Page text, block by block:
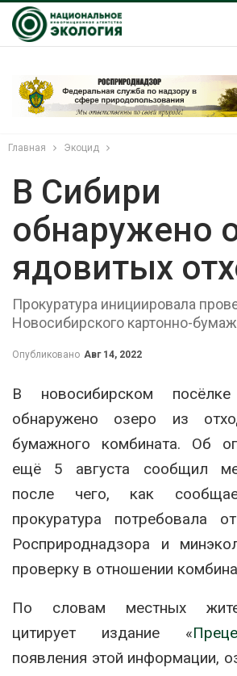
Главная Экоцид
В Сибири
обнаружено
ядовитых
Прокуратура инициировала
Новосибирского картонно-
Опубликовано Авг 14, 2022
В новосибирском
обнаружено озеро из
бумажного комбината. Об
ещё 5 августа сообщил
после чего, как
прокуратура потребовала
Росприроднадзора и
проверку в отношении
По словам местных
цитирует издание «
появления этой информации,